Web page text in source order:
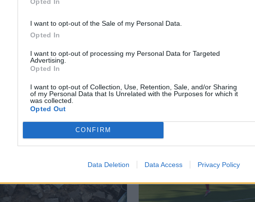
I want to opt-out of the Sale of my Personal Data.
Opted In
I want to opt-out of processing my Personal Data for Targeted
Advertising.
Opted In
I want to opt-out of Collection, Use, Retention, Sale, and/or Sharing
of my Personal Data that Is Unrelated with the Purposes for which it
was collected.
Opted Out
CONFIRM
Data Deletion Data Access Privacy Policy